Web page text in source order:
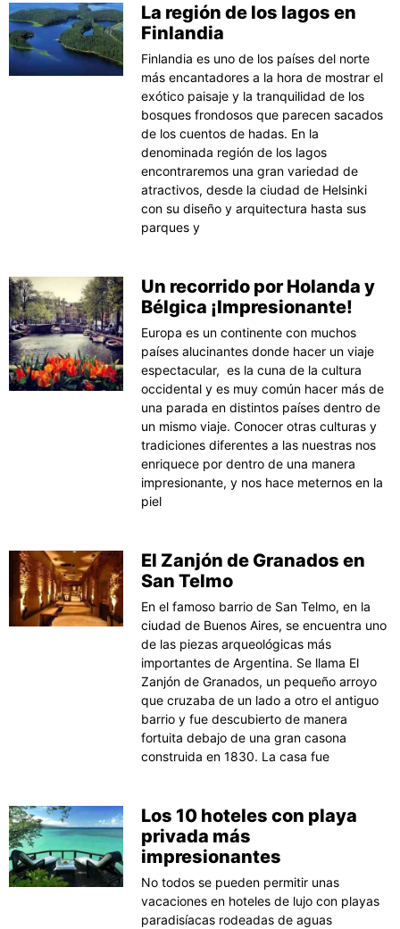
La región de los lagos en
Finlandia
Finlandia es uno de los países del norte
más encantadores a la hora de mostrar el
exótico paisaje y la tranquilidad de los
bosques frondosos que parecen sacados
de los cuentos de hadas. En la
denominada región de los lagos
encontraremos una gran variedad de
atractivos, desde la ciudad de Helsinki
con su diseño y arquitectura hasta sus
parques y
Un recorrido por Holanda y
Bélgica ¡Impresionante!
Europa es un continente con muchos
países alucinantes donde hacer un viaje
espectacular, es la cuna de la cultura
occidental y es muy común hacer más de
una parada en distintos países dentro de
un mismo viaje. Conocer otras culturas y
tradiciones diferentes a las nuestras nos
enriquece por dentro de una manera
impresionante, y nos hace meternos en la
piel
El Zanjón de Granados en
San Telmo
En el famoso barrio de San Telmo, en la
ciudad de Buenos Aires, se encuentra uno
de las piezas arqueológicas más
importantes de Argentina. Se llama El
Zanjón de Granados, un pequeño arroyo
que cruzaba de un lado a otro el antiguo
barrio y fue descubierto de manera
fortuita debajo de una gran casona
construida en 1830. La casa fue
Los 10 hoteles con playa
privada más
impresionantes
No todos se pueden permitir unas
vacaciones en hoteles de lujo con playas
paradisíacas rodeadas de aguas